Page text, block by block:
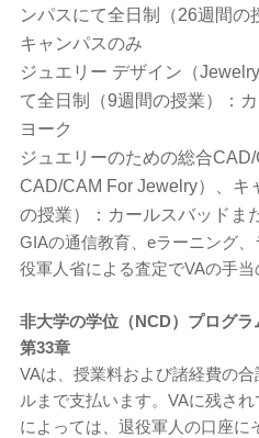
ンパスにて全日制（26週間
キャンパスのみ
ジュエリー デザイン（
て全日制（9週間の授業）：
ヨーク
ジュエリーのための総合
CAD/CAM For Jewelry）、キ
の授業）：カールスバッドま
GIAの通信教育、eラーニング
役軍人省による査定でVAの手当
非大学の学位（NCD）プログ
第33章
VAは、授業料および諸経費の
ルまで支払います。VAに残さ
によっては、退役軍人の口座に